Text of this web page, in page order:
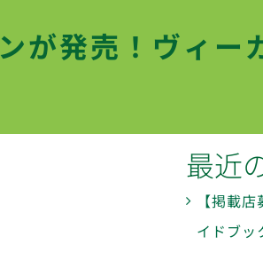
が発売！ヴィー
最近
【掲載
イドブッ